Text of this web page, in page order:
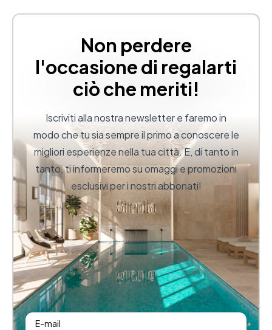
Non perdere
l'occasione di regalarti
ciò che meriti!
Iscriviti alla nostra newsletter e faremo in
modo che tu sia sempre il primo a conoscere le
migliori esperienze nella tua città. E, di tanto in
tanto, ti informeremo su omaggi e promozioni
esclusivi per i nostri abbonati!
E-mail